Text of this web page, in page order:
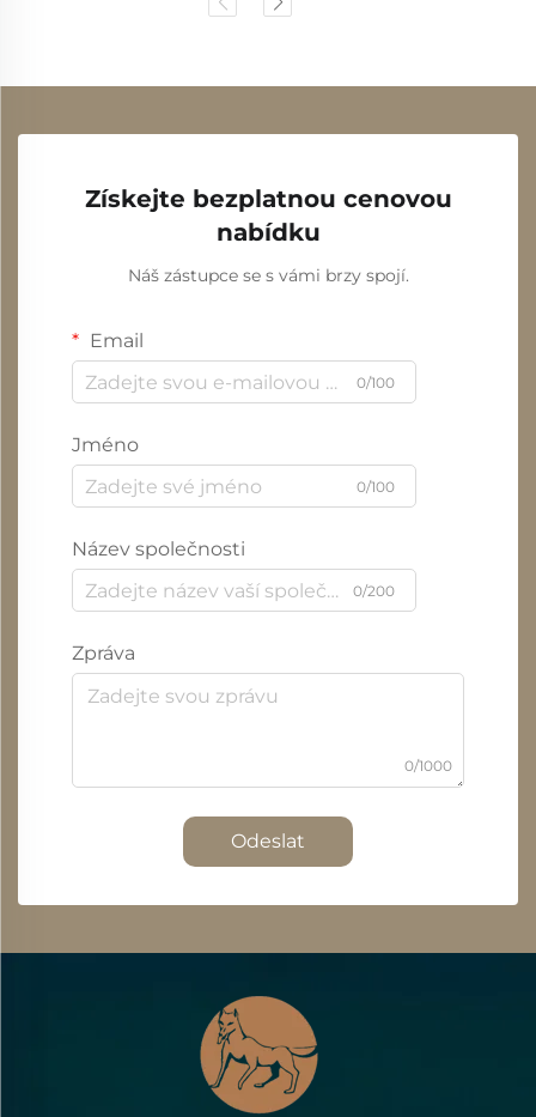
Získejte bezplatnou cenovou
nabídku
Náš zástupce se s vámi brzy spojí.
Email
0/100
Jméno
0/100
Název společnosti
0/200
Zpráva
0/1000
Odeslat